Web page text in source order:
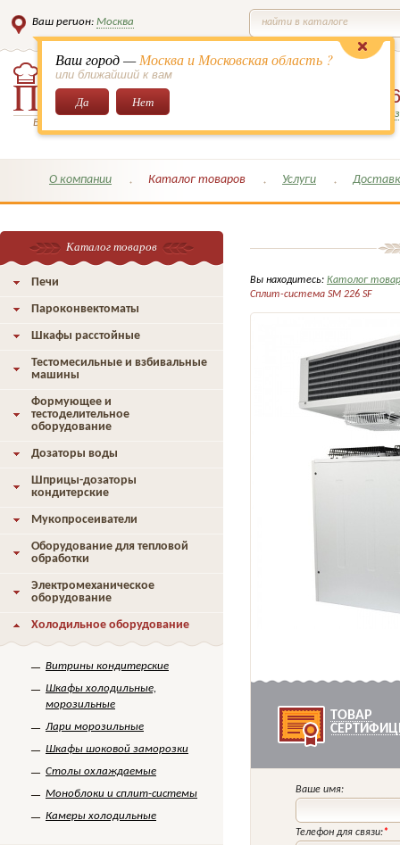
Ваш регион: Москва
Ваш город —Москва и Московская область ?
или ближайший к вам
Да Нет
найти в каталоге
Всё для кондитеров и поваров!
649-
Заказать обратный
О компании Каталог товаров Услуги
Вы находитесь: Католог
Сплит-система SM 226 SF
ТОВАР
Ваше имя:
Телефон для связи:*
Каталог товаров
Печи
Пароконвектоматы
Шкафы расстойные
Тестомесильные и взбивальные
машины
Формующее и
тестоделительное
оборудование
Дозаторы воды
Шприцы-дозаторы
кондитерские
Мукопросеиватели
Оборудование для тепловой
обработки
Электромеханическое
оборудование
Холодильное оборудование
Витрины кондитерские
Шкафы холодильные,
морозильные
Лари морозильные
Шкафы шоковой заморозки
Столы охлаждаемые
Моноблоки и сплит-системы
Камеры холодильные